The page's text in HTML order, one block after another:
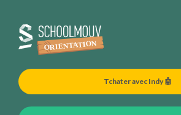
Tchater avec Indy 🤖